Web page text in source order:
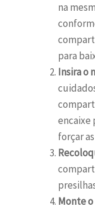
na
para
Insira o
encaixe
forçar
Monte